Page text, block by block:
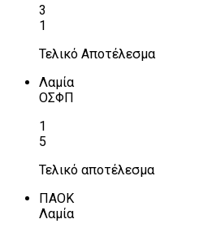
3
1
Τελικό Αποτέλεσμα
Λαμία
ΟΣΦΠ
1
5
Τελικό αποτέλεσμα
ΠΑΟΚ
Λαμία